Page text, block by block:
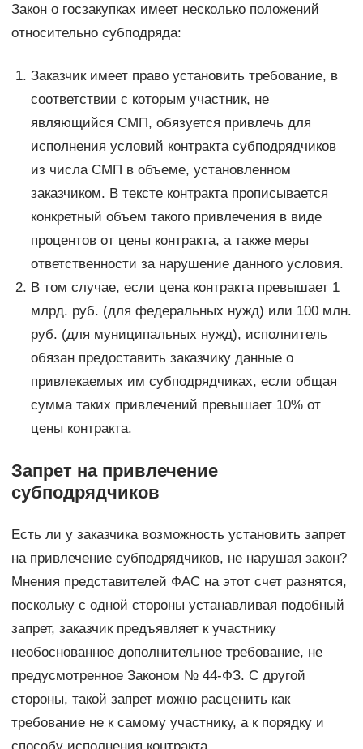
Закон о госзакупках имеет несколько положений
относительно субподряда:
Заказчик имеет право установить требование, в
соответствии с которым участник, не
являющийся СМП, обязуется привлечь для
исполнения условий контракта субподрядчиков
из числа СМП в объеме, установленном
заказчиком. В тексте контракта прописывается
конкретный объем такого привлечения в виде
процентов от цены контракта, а также меры
ответственности за нарушение данного условия.
В том случае, если цена контракта превышает 1
млрд. руб. (для федеральных нужд) или 100 млн.
руб. (для муниципальных нужд), исполнитель
обязан предоставить заказчику данные о
привлекаемых им субподрядчиках, если общая
сумма таких привлечений превышает 10% от
цены контракта.
Запрет на привлечение
субподрядчиков
Есть ли у заказчика возможность установить запрет
на привлечение субподрядчиков, не нарушая закон?
Мнения представителей ФАС на этот счет разнятся,
поскольку с одной стороны устанавливая подобный
запрет, заказчик предъявляет к участнику
необоснованное дополнительное требование, не
предусмотренное Законом № 44-ФЗ. С другой
стороны, такой запрет можно расценить как
требование не к самому участнику, а к порядку и
способу исполнения контракта.